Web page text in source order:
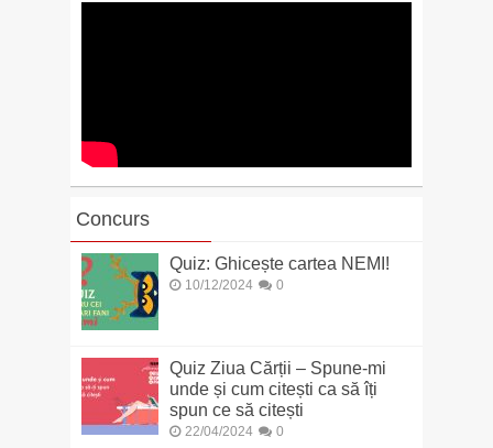
Concurs
Quiz: Ghicește cartea NEMI!
10/12/2024 0
Quiz Ziua Cărții – Spune-mi
unde și cum citești ca să îți
spun ce să citești
22/04/2024 0